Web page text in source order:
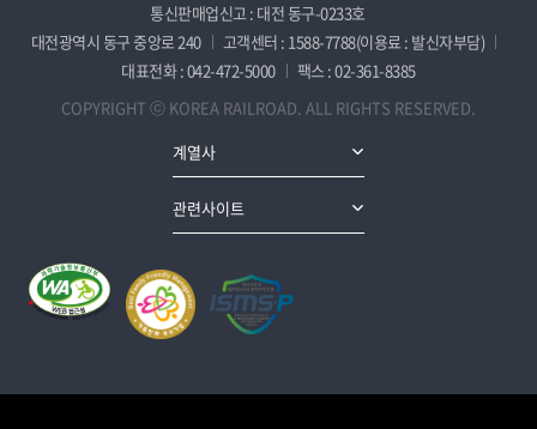
통신판매업신고 : 대전 동구-0233호
대전광역시 동구 중앙로 240
고객센터 : 1588-7788(이용료 : 발신자부담)
대표전화 : 042-472-5000
팩스 : 02-361-8385
COPYRIGHT ⓒ KOREA RAILROAD. ALL RIGHTS RESERVED.
계열사
관련사이트